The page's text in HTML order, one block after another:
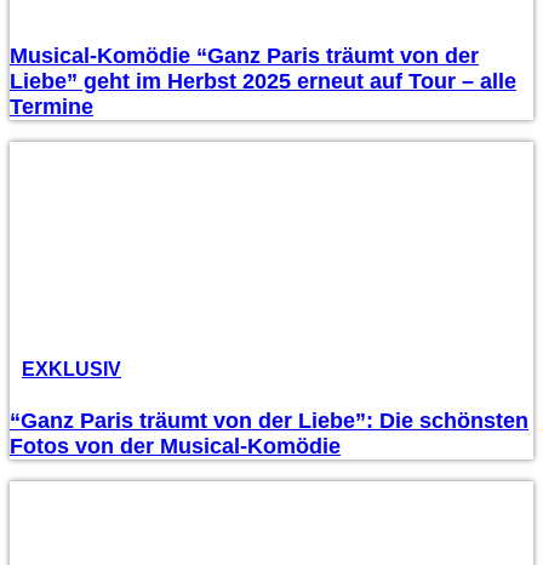
Musical-Komödie “Ganz Paris träumt von der
Liebe” geht im Herbst 2025 erneut auf Tour – alle
Termine
EXKLUSIV
“Ganz Paris träumt von der Liebe”: Die schönsten
Fotos von der Musical-Komödie